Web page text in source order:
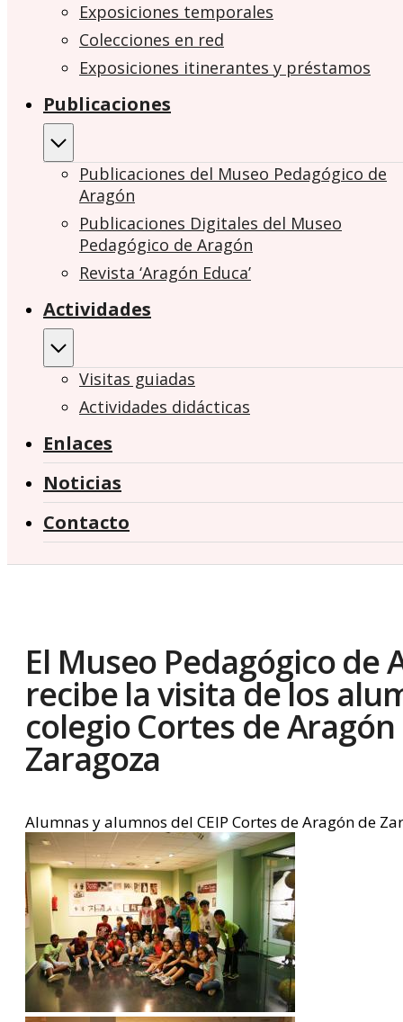
Exposiciones temporales
Colecciones en red
Exposiciones itinerantes y préstamos
Publicaciones
Publicaciones del Museo Pedagógico de
Aragón
Publicaciones Digitales del Museo
Pedagógico de Aragón
Revista ‘Aragón Educa’
Actividades
Visitas guiadas
Actividades didácticas
Enlaces
Noticias
Contacto
El Museo Pedagógico de
recibe la visita de los
colegio Cortes de
Zaragoza
Alumnas y alumnos del CEIP Cortes de Aragón de